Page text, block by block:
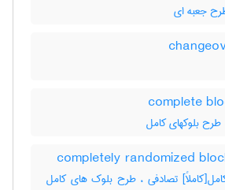
جعبه ای
بلوکهای کامل
تصادفی ، طرح بلوک های کامل